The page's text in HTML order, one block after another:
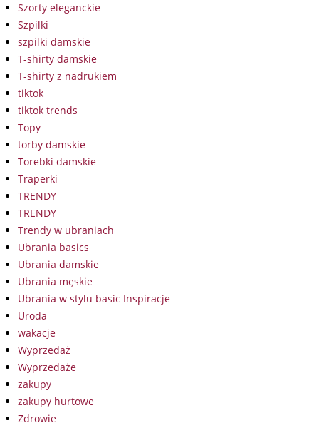
Szorty eleganckie
Szpilki
szpilki damskie
T-shirty damskie
T-shirty z nadrukiem
tiktok
tiktok trends
Topy
torby damskie
Torebki damskie
Traperki
TRENDY
TRENDY
Trendy w ubraniach
Ubrania basics
Ubrania damskie
Ubrania męskie
Ubrania w stylu basic Inspiracje
Uroda
wakacje
Wyprzedaż
Wyprzedaże
zakupy
zakupy hurtowe
Zdrowie